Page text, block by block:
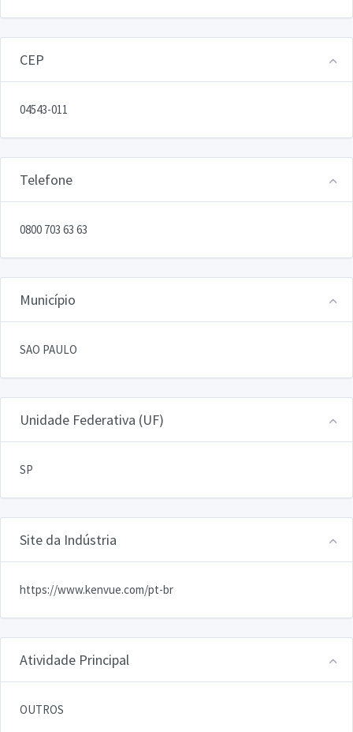
CEP
04543-011
Telefone
0800 703 63 63
Município
SAO PAULO
Unidade Federativa (UF)
SP
Site da Indústria
https://www.kenvue.com/pt-br
Atividade Principal
OUTROS